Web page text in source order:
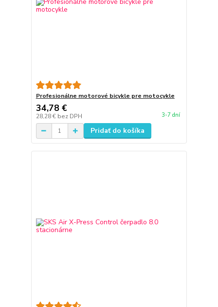
Profesionálne motorové bicykle pre motocykle
34,78 €
28,28 € bez DPH 3-7 dní
Pridať do košíka